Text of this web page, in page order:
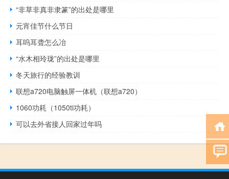
“非草非真非隶篆”的出处是哪里
元宵佳节什么节日
耳呜耳聋怎么冶
“水木相玲珑”的出处是哪里
冬天旅行的经验教训
联想a720电脑触屏一体机（联想a720）
1060功耗（1050ti功耗）
可以去外省接人回家过年吗